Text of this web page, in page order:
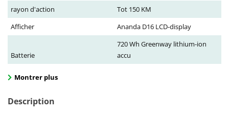
rayon d'action
Tot 150 KM
Afficher
Ananda D16 LCD-display
Batterie
720 Wh Greenway lithium-ion
accu
Montrer plus
Description